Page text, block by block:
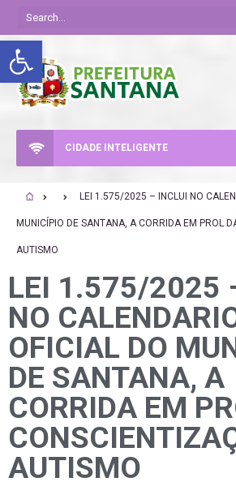
Abrir a barra de ferramentas
CIDADE INTELIGENTE
LEI 1.575/2025 – INCLUI NO
MUNICÍPIO DE SANTANA, A CORRIDA EM PROL
AUTISMO
LEI 1.575/2025
NO
OFICIAL DO
DE SANTANA, A
CORRIDA EM
AUTISMO